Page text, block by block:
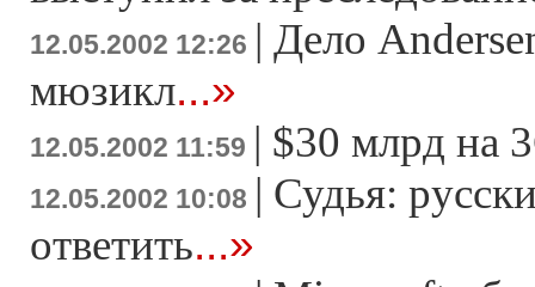
12.05.2002 12:26 | Дело
мюзикл...»
12.05.2002 11:59 | $30 млрд на
12.05.2002 10:08 | Судья:
ответить...»